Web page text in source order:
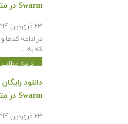
Swarm در متلب — بخش سوم
۲۳ فروردین ۱۳۹۴
که به…
ادامه مطلب
Swarm در متلب — بخش دوم
۲۳ فروردین ۱۳۹۴